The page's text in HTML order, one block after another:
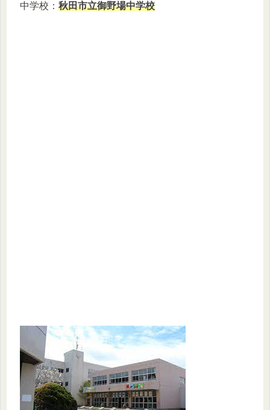
中学校： 秋田市立御野場中学校